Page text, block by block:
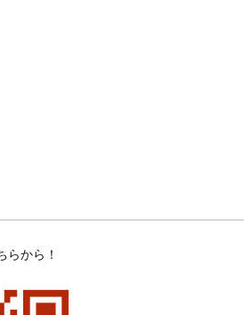
らから！